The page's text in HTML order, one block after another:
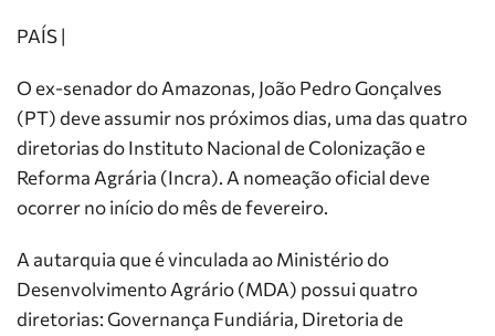
PAÍS |
O ex-senador do Amazonas, João Pedro Gonçalves
(PT) deve assumir nos próximos dias, uma das quatro
diretorias do Instituto Nacional de Colonização e
Reforma Agrária (Incra). A nomeação oficial deve
ocorrer no início do mês de fevereiro.
A autarquia que é vinculada ao Ministério do
Desenvolvimento Agrário (MDA) possui quatro
diretorias: Governança Fundiária, Diretoria de